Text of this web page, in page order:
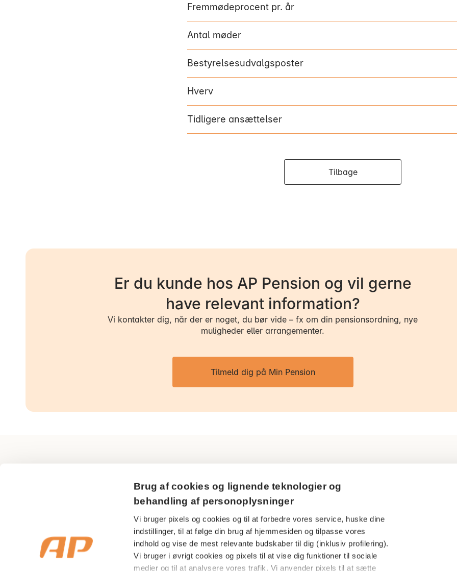
Brug af cookies og lignende teknologier og
behandling af personoplysninger
Vi bruger pixels og cookies og til at forbedre vores service, huske dine
indstillinger, til at følge din brug af hjemmesiden og tilpasse vores
indhold og vise de mest relevante budskaber til dig (inklusiv profilering).
Vi bruger i øvrigt cookies og pixels til at vise dig funktioner til sociale
medier og til at analysere vores trafik. Vi anvender pixels til at sætte
Fremmødeprocent pr. år
Antal møder
Bestyrelsesudvalgsposter
Hverv
Tidligere ansættelser
Tilbage
Er du kunde hos AP Pension og vil gerne
have relevant information?
Vi kontakter dig, når der er noget, du bør vide – fx om din pensionsordning, nye
muligheder eller arrangementer.
Tilmeld dig på Min Pension
Ring til os
Åbningstider
Man-tors: 09.00-16.00
Fredag: 09.00-15.00
AP Pension
Sundkrogsgade 29
2150 Nordhavn
CVR nr 18 53 08 99